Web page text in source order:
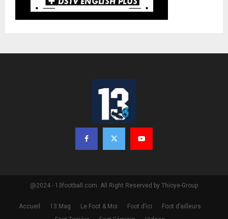
@2024 - 13football.com. All Right Reserved by Thioye-Group
Accueil 13 Mag Le Foot & Moi Foot d’ici
Foot d’ailleurs